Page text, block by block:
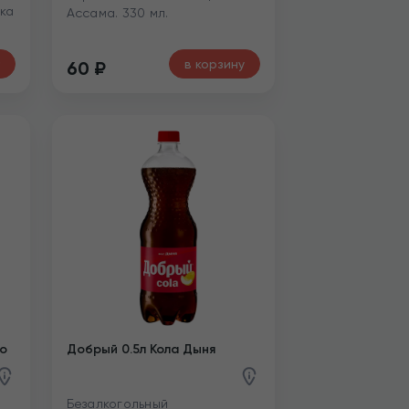
Ассама. 330 мл.
60 ₽ в корзину
Добрый 0.5л Кола Дыня
Безалкогольный